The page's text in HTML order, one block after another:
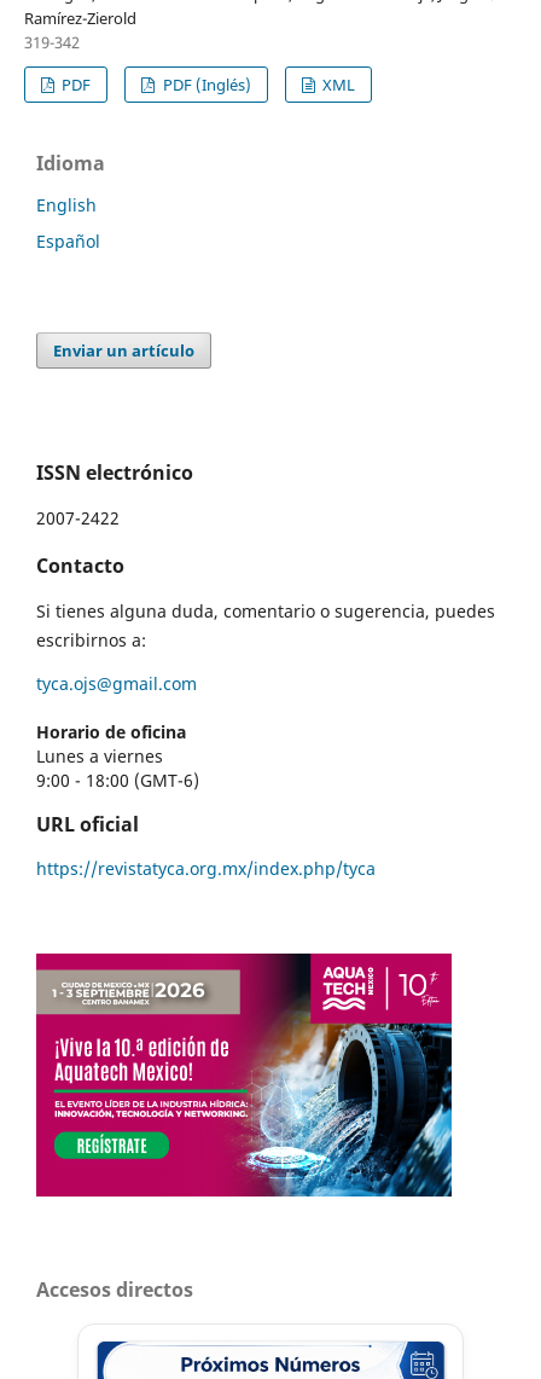
Ramírez-Zierold
319-342
PDF
PDF (Inglés) XML
Idioma
English
Español
Enviar un artículo
ISSN electrónico
2007-2422
Contacto
Si tienes alguna duda, comentario o sugerencia, puedes
escribirnos a:
tyca.ojs@gmail.com
Horario de oficina
Lunes a viernes
9:00 - 18:00 (GMT-6)
URL oficial
https://revistatyca.org.mx/index.php/tyca
Accesos directos